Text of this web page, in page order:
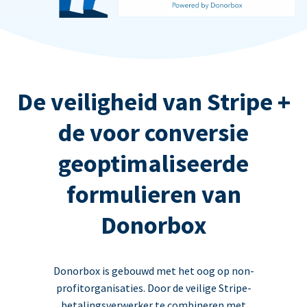
De veiligheid van Stripe +
de voor conversie
geoptimaliseerde
formulieren van
Donorbox
Donorbox is gebouwd met het oog op non-
profitorganisaties. Door de veilige Stripe-